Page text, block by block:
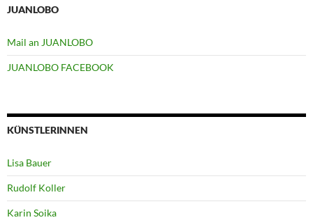
JUANLOBO
Mail an JUANLOBO
JUANLOBO FACEBOOK
KÜNSTLERINNEN
Lisa Bauer
Rudolf Koller
Karin Soika